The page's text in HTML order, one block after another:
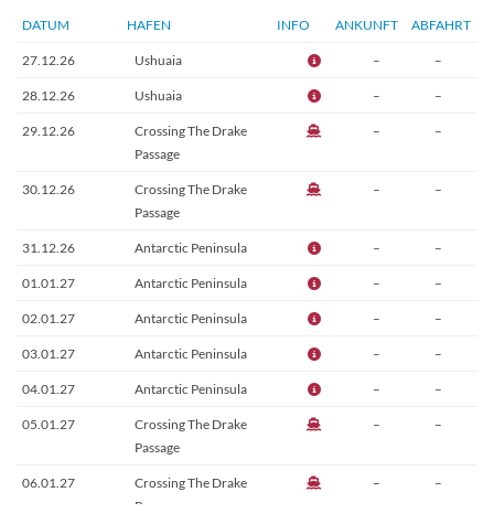
DATUM HAFEN INFO ANKUNFT ABFAHRT
27.12.26 Ushuaia – –
28.12.26 Ushuaia – –
29.12.26
Crossing The Drake
Passage
– –
30.12.26
Crossing The Drake
Passage
– –
31.12.26 Antarctic Peninsula – –
01.01.27 Antarctic Peninsula – –
02.01.27 Antarctic Peninsula – –
03.01.27 Antarctic Peninsula – –
04.01.27 Antarctic Peninsula – –
05.01.27
Crossing The Drake
Passage
– –
06.01.27
Crossing The Drake
Passage
– –